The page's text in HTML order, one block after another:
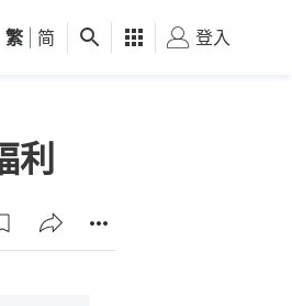
觀點 健康 好食玩飛
繁 简 登入
利